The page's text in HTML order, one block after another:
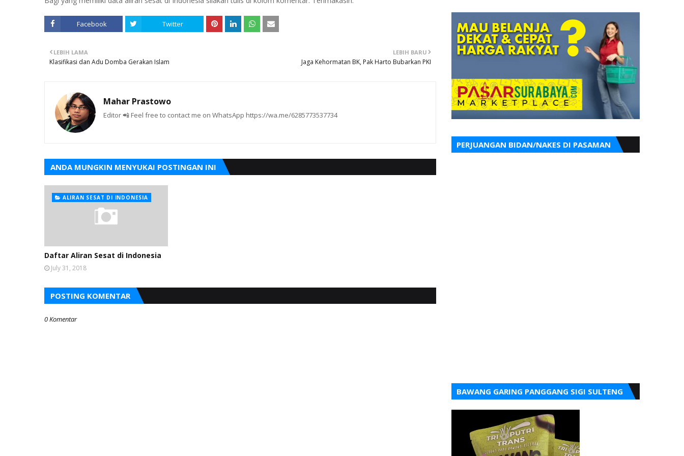
Facebook Twitter
LEBIH BARU
Jaga Kehormatan BK, Pak Harto Bubarkan PKI
LEBIH LAMA
Klasifikasi dan Adu Domba Gerakan Islam
Mahar Prastowo
Editor 📲 Feel free to contact me on WhatsApp https://wa.me/6285773537734
ANDA MUNGKIN MENYUKAI POSTINGAN INI
ALIRAN SESAT DI INDONESIA
Daftar Aliran Sesat di Indonesia
July 31, 2018
POSTING KOMENTAR
0 Komentar
PERJUANGAN BIDAN/NAKES DI PASAMAN
BAWANG GARING PANGGANG SIGI SULTENG